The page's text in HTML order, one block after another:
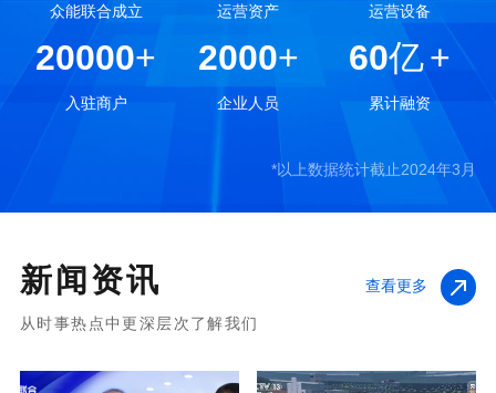
众能联合成立 运营资产 运营设备
20000+
入驻商户
2000+
企业人员
60亿+
累计融资
*以上数据统计截止2024年3月
新闻资讯
从时事热点中更深层次了解我们
查看更多